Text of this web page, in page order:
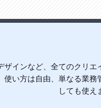
インなど、全てのクリエ
い方は自由、単なる業務
しても使え